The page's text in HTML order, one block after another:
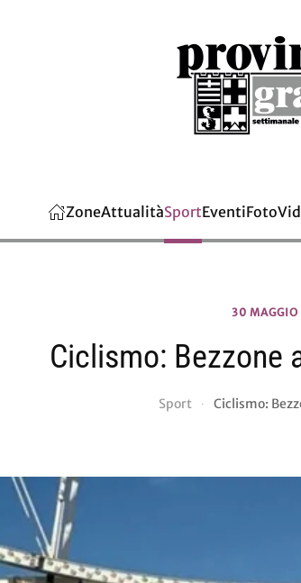
ZoneAttualitàSportEventiFoto
30
Ciclismo: Bezzone
Sport Ciclismo: